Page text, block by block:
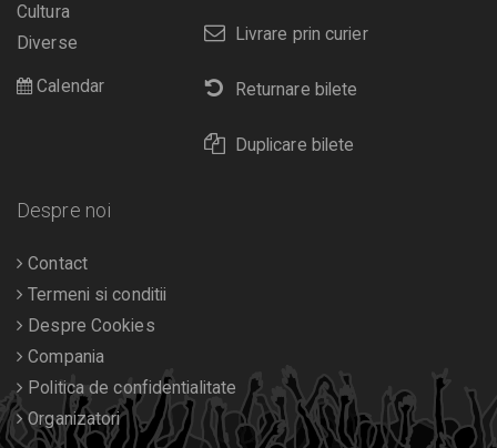
Livrare prin curier
Returnare bilete
Duplicare bilete
Cultura
Diverse
Calendar
Despre noi
Contact
Termeni si conditii
Despre Cookies
Compania
Politica de confidentialitate
Organizatori